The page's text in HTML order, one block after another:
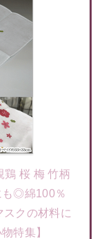
鶏 桜 梅 竹柄
も◎綿100％
スクの材料に
特集】